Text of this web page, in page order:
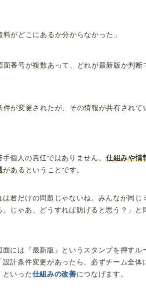
料がどこにあるか分からなかった」
面番号が複数あって、どれが最新版か判断
件が変更されたが、その情報が共有されて
手個人の責任ではありません。仕組みや情
があるということです。
は君だけの問題じゃないね。みんなが同じ
。じゃあ、どうすれば防げると思う？」と
面には『最新版』というスタンプを押すル
設計条件変更があったら、必ずチーム全体
といった 仕組みの改善につなげます。